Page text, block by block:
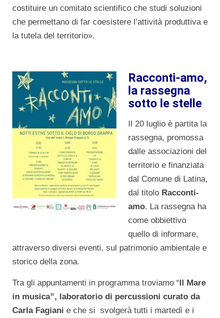
costituire un comitato scientifico che studi soluzioni
che permettano di far coesistere l’attività produttiva e
la tutela del territorio».
Racconti-amo,
la rassegna
sotto le stelle
Il 20 luglio è partita la
rassegna, promossa
dalle associazioni del
territorio e finanziata
dal Comune di Latina,
dal titolo Racconti-
amo. La rassegna ha
come obbiettivo
quello di informare,
attraverso diversi eventi, sul patrimonio ambientale e
storico della zona.
Tra gli appuntamenti in programma troviamo “ Il Mare
in musica”, laboratorio di percussioni curato da
Carla Fagiani e che si svolgerà tutti i martedì e i